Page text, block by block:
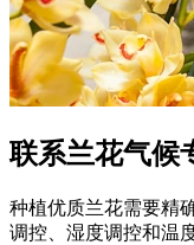
联系兰花气候
种植优质兰花需要精
调控、湿度调控和温